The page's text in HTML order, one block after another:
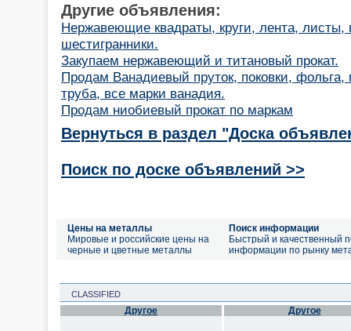
Другие объявления:
Нержавеющие квадраты, круги, лента, листы,
шестигранники.
Закупаем нержавеющий и титановый прокат.
Продам Ванадиевый пруток, поковки, фольга,
труба, все марки ванадия.
Продам ниобиевый прокат по маркам
Вернуться в раздел "Доска
Поиск по доске объявлений >>
Цены на металлы
Мировые и российские цены на
черные и цветные металлы
Поиск информации
Быстрый и качественный
информации по рынку
CLASSIFIED
Другое Другое